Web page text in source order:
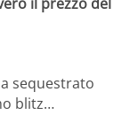
sequestrato
blitz…